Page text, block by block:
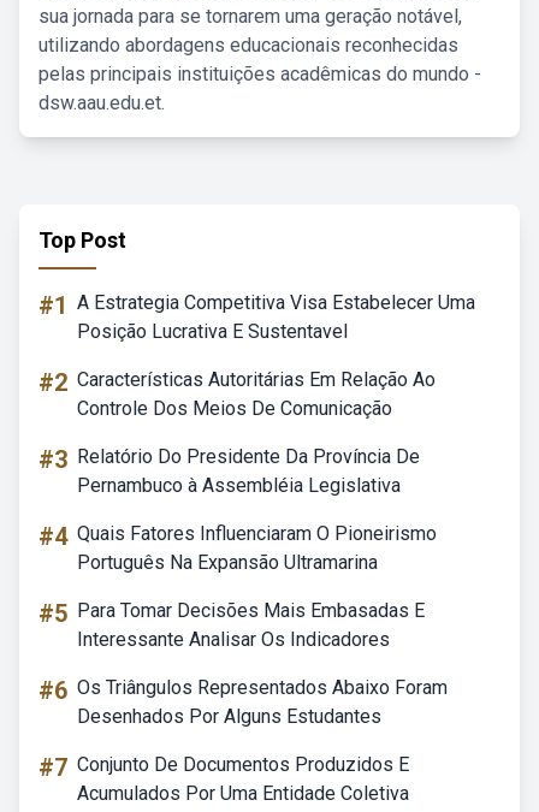
sua jornada para se tornarem uma geração notável,
utilizando abordagens educacionais reconhecidas
pelas principais instituições acadêmicas do mundo -
dsw.aau.edu.et.
Top Post
#1 A Estrategia Competitiva Visa Estabelecer Uma
Posição Lucrativa E Sustentavel
#2 Características Autoritárias Em Relação Ao
Controle Dos Meios De Comunicação
#3 Relatório Do Presidente Da Província De
Pernambuco à Assembléia Legislativa
#4 Quais Fatores Influenciaram O Pioneirismo
Português Na Expansão Ultramarina
#5 Para Tomar Decisões Mais Embasadas E
Interessante Analisar Os Indicadores
#6 Os Triângulos Representados Abaixo Foram
Desenhados Por Alguns Estudantes
#7 Conjunto De Documentos Produzidos E
Acumulados Por Uma Entidade Coletiva